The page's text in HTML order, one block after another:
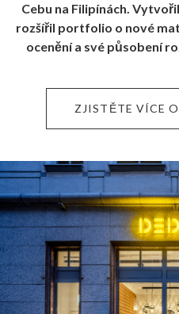
Cebu na Filipínách.
rozšířil portfolio o nové
ocenění a své působení
ZJISTĚTE VÍCE